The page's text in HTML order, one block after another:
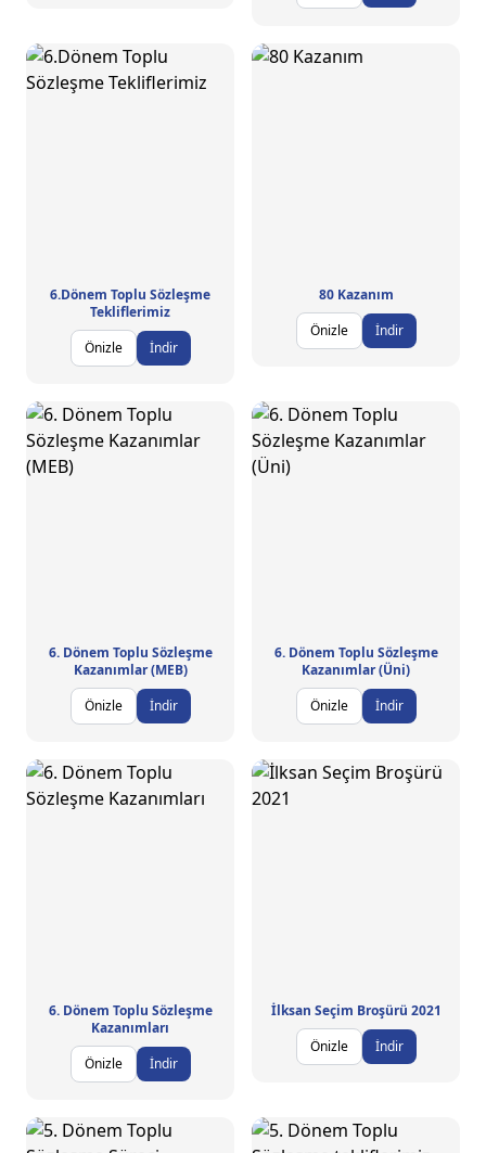
6.Dönem Toplu Sözleşme
Tekliflerimiz
Önizle
İndir
80 Kazanım
Önizle
İndir
6. Dönem Toplu Sözleşme
Kazanımlar (MEB)
Önizle
İndir
6. Dönem Toplu Sözleşme
Kazanımlar (Üni)
Önizle
İndir
6. Dönem Toplu Sözleşme
Kazanımları
Önizle
İndir
İlksan Seçim Broşürü 2021
Önizle
İndir